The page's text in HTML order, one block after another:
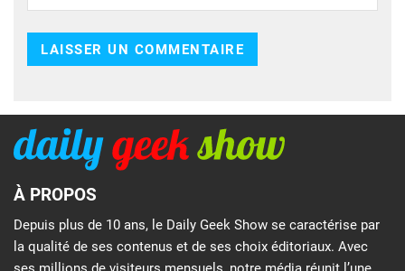
À PROPOS
Depuis plus de 10 ans, le Daily Geek Show se caractérise par
la qualité de ses contenus et de ses choix éditoriaux. Avec